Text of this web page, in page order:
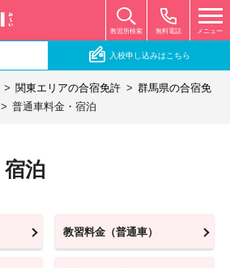
無料電話
教習所検索 メニュー
入校申し込みはこちら
関東エリアの合宿免許
群馬県の合宿免
普通車料金・宿泊
泊
教習料金（普通車）